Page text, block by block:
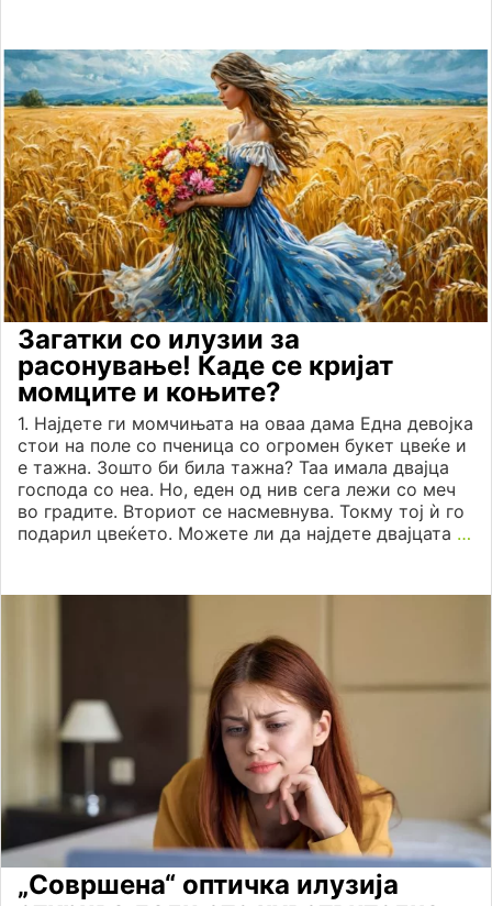
Загатки со илузии за
расонување! Каде се кријат
момците и коњите?
1. Најдете ги момчињата на оваа дама Една девојка
стои на поле со пченица со огромен букет цвеќе и
е тажна. Зошто би била тажна? Таа имала двајца
господа со неа. Но, еден од нив сега лежи со меч
во градите. Вториот се насмевнува. Токму тој ѝ го
подарил цвеќето. Можете ли да најдете двајцата …
„Совршена“ оптичка илузија